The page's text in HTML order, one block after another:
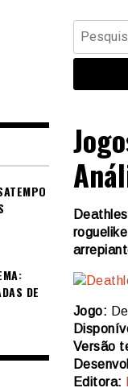
Pesquisar
por:
Jogo:
Versão
Editora:
DE